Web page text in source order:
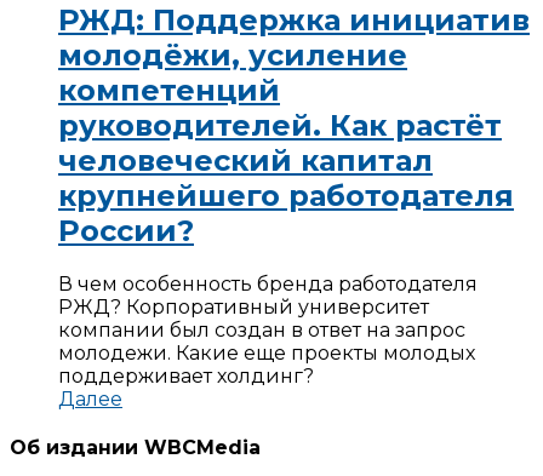
РЖД: Поддержка инициатив
молодёжи, усиление
компетенций
руководителей. Как растёт
человеческий капитал
крупнейшего работодателя
России?
В чем особенность бренда работодателя
РЖД? Корпоративный университет
компании был создан в ответ на запрос
молодежи. Какие еще проекты молодых
поддерживает холдинг?
Далее
Об издании WBCMedia